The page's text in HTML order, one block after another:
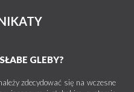
GLEBY?
zdecydować się na wczesne